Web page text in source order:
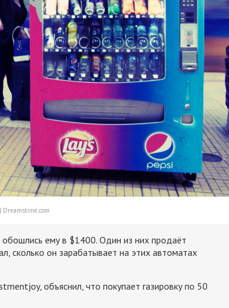
Dreamstime.com
ему в $1400. Один из них продаёт
сколько он зарабатывает на этих автоматах
объяснил, что покупает газировку по 50